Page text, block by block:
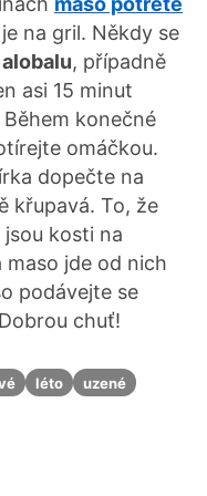
na gril. Někdy se
, případně
asi 15 minut
konečné
omáčkou.
dopečte na
křupavá. To, že
kosti na
jde od nich
podávejte se
chuť!
léto uzené